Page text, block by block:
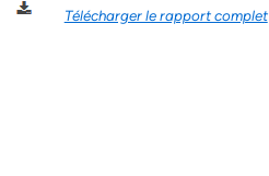
Télécharger le rapport complet